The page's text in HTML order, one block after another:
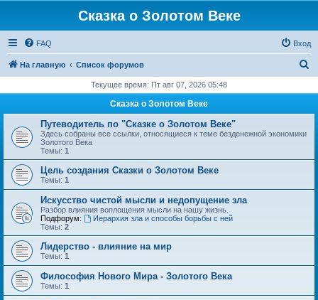
Сказка о Золотом Веке
FAQ Вход
На главную Список форумов
с
Текущее время: Пт авг 07, 2026 05:48
Сказка о Золотом Веке
Путеводитель по "Сказке о Золотом Веке"
Здесь собраны все ссылки, относящиеся к теме безденежной экономики
Золотого Века
Темы: 1
Цель создания Сказки о Золотом Веке
Темы: 1
Искусство чистой мысли и недопущение зла
Разбор влияния воплощения мысли на нашу жизнь.
Подфорум:
Иерархия зла и способы борьбы с ней
Темы: 2
Лидерство - влияние на мир
Темы: 1
Философия Нового Мира - Золотого Века
Темы: 1